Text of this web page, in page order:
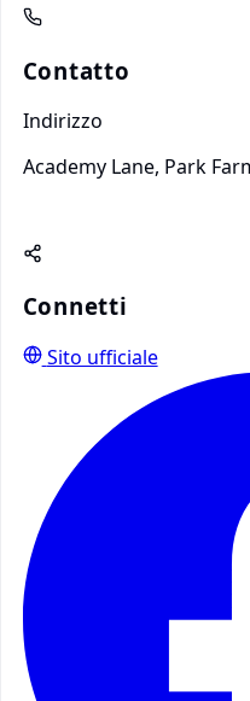
Contatto
Indirizzo
Academy Lane, Park
Connetti
Sito ufficiale